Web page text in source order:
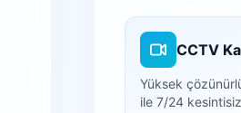
CCTV
Yüksek
ile 7/24